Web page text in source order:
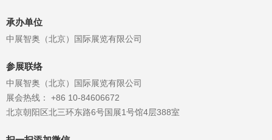
承办单位
中展智奥（北京）国际展览有限公司
参展联络
中展智奥（北京）国际展览有限公司
展会热线： +86 10-84606672
北京朝阳区北三环东路6号国展1号馆4层388室